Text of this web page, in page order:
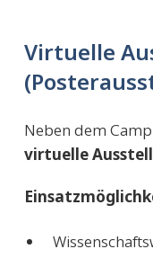
Virtuelle
Neben dem
virtuelle